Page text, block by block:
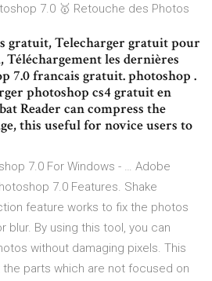
7.0 🥇 Retouche des Photos
gratuit, Telecharger gratuit pour
les dernières
7.0 francais gratuit. photoshop .
photoshop cs4 gratuit en
Reader can compress the
this useful for novice users to
7.0 For Windows - … Adobe
7.0 Features. Shake
feature works to fix the photos
blur. By using this tool, you can
without damaging pixels. This
parts which are not focused on